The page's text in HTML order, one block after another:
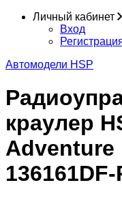
Личный кабинет
Вход
Автомодели HSP
краулер
Adventure
136161DF-